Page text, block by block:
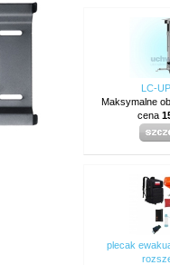
LC-
Maksymalne
cena
plecak